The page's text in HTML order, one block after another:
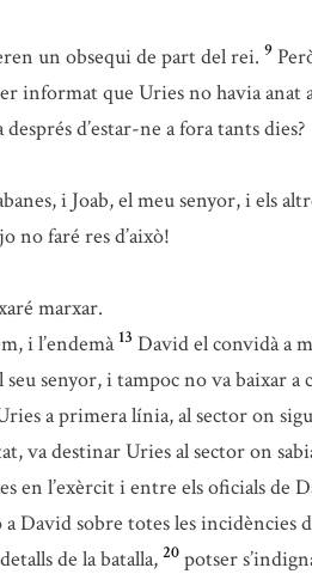
un obsequi de part del rei. 9
informat que Uries no havia anat
d’estar-ne a fora tants dies?
i Joab, el meu senyor, i els
no faré res d’això!
marxar.
i l’endemà 13 David el convidà a
senyor, i tampoc no va baixar a
a primera línia, al sector on
va destinar Uries al sector on
en l’exèrcit i entre els oficials de
David sobre totes les incidències
de la batalla, 20 potser